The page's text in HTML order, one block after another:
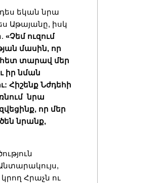
եկան նրա
Աթայանը, իսկ
«Չեմ ուզում
մասին, որ
հետ տարավ մեր
իր նման
Հիշենք Նժդեհի
նրա
որ մեր
նրանք,
Հրաչն ու